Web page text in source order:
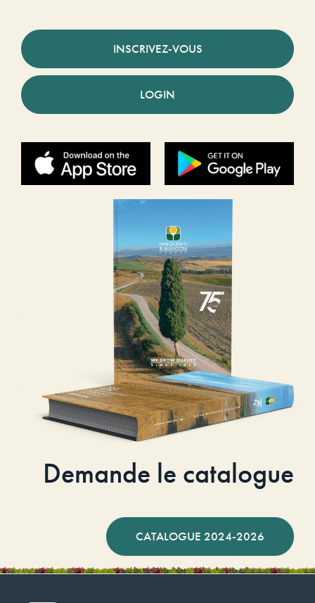
INSCRIVEZ-VOUS
LOGIN
Demande le catalogue
CATALOGUE 2024-2026